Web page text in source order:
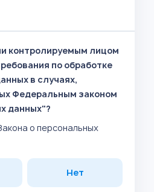
контролируемым лицом
по обработке
в случаях,
Федеральным законом
данных"?
о персональных
Нет